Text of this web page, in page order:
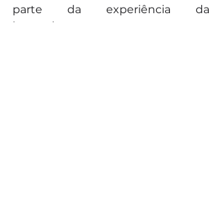
parte da experiência da
hospedagem.